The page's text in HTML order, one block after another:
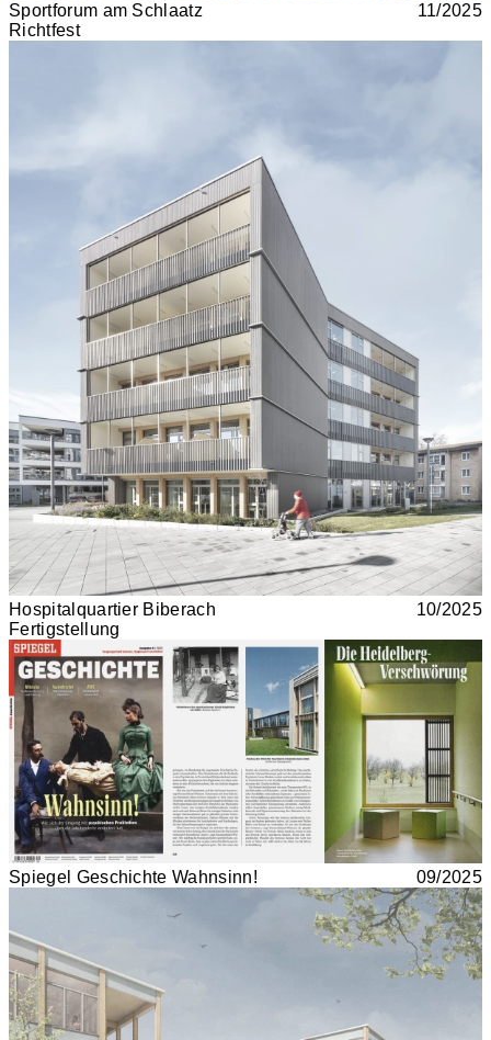
Sportforum am Schlaatz
Richtfest
11/2025
Hospitalquartier Biberach
Fertigstellung
10/2025
Spiegel Geschichte Wahnsinn! 09/2025